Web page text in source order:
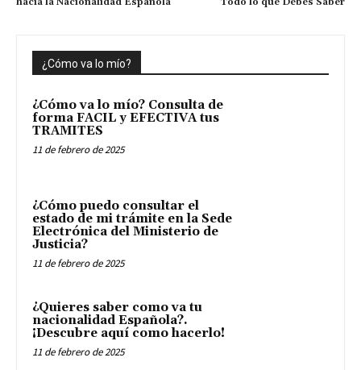
¿Cómo va lo mío?
¿Cómo va lo mío? Consulta de
forma FACIL y EFECTIVA tus
TRAMITES
11 de febrero de 2025
¿Cómo puedo consultar el
estado de mi trámite en la Sede
Electrónica del Ministerio de
Justicia?
11 de febrero de 2025
¿Quieres saber como va tu
nacionalidad Española?.
¡Descubre aquí como hacerlo!
11 de febrero de 2025